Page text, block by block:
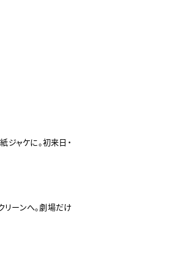
ジャケに。初来日・
リーンへ。劇場だけ